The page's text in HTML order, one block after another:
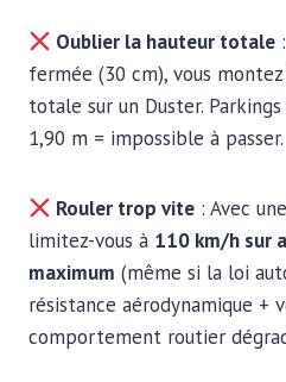
Oublier la hauteur totale
fermée (30 cm), vous
totale sur un Duster.
1,90 m = impossible à passer.
Rouler trop vite : Avec
limitez-vous à 110 km/h sur
maximum (même si la loi
résistance aérodynamique +
comportement routier